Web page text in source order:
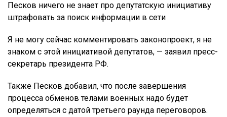
Песков ничего не знает про депутатскую инициативу
штрафовать за поиск информации в сети
Я не могу сейчас комментировать законопроект, я не
знаком с этой инициативой депутатов, — заявил пресс-
секретарь президента РФ.
Также Песков добавил, что после завершения
процесса обменов телами военных надо будет
определяться с датой третьего раунда переговоров.